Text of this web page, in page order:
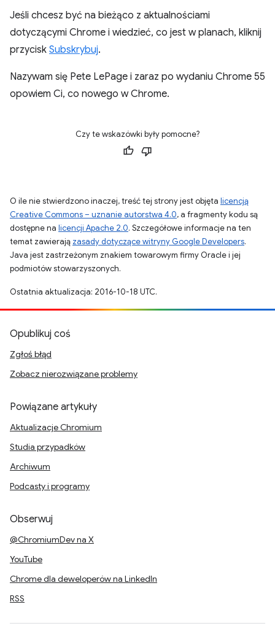
Jeśli chcesz być na bieżąco z aktualnościami
dotyczącymi Chrome i wiedzieć, co jest w planach, kliknij
przycisk Subskrybuj.
Nazywam się Pete LePage i zaraz po wydaniu Chrome 55
opowiem Ci, co nowego w Chrome.
Czy te wskazówki były pomocne?
O ile nie stwierdzono inaczej, treść tej strony jest objęta licencją
Creative Commons – uznanie autorstwa 4.0, a fragmenty kodu są
dostępne na licencji Apache 2.0. Szczegółowe informacje na ten
temat zawierają zasady dotyczące witryny Google Developers.
Java jest zastrzeżonym znakiem towarowym firmy Oracle i jej
podmiotów stowarzyszonych.
Ostatnia aktualizacja: 2016-10-18 UTC.
Opublikuj coś
Zgłoś błąd
Zobacz nierozwiązane problemy
Powiązane artykuły
Aktualizacje Chromium
Studia przypadków
Archiwum
Podcasty i programy
Obserwuj
@ChromiumDev na X
YouTube
Chrome dla deweloperów na LinkedIn
RSS